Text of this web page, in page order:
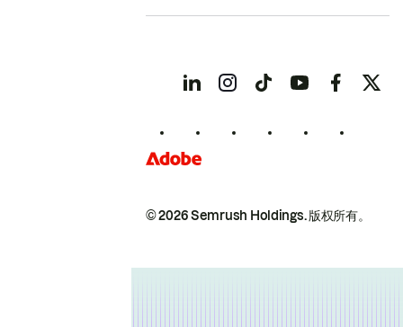
© 2026 Semrush Holdings.版权所有。